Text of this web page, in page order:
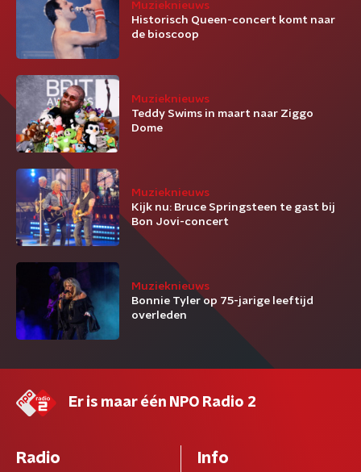
Muzieknieuws
Historisch Queen-concert komt naar
de bioscoop
Muzieknieuws
Teddy Swims in maart naar Ziggo
Dome
Muzieknieuws
Kijk nu: Bruce Springsteen te gast bij
Bon Jovi-concert
Muzieknieuws
Bonnie Tyler op 75-jarige leeftijd
overleden
Er is maar één NPO Radio 2
Radio Info